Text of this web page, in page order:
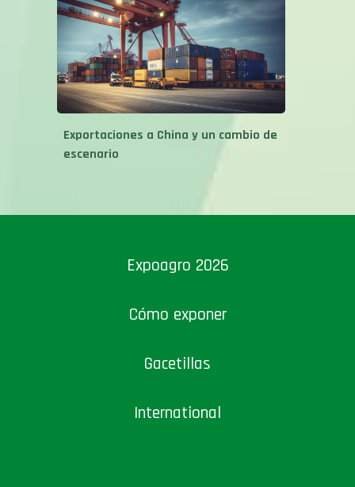
Exportaciones a China y un cambio de
escenario
Expoagro 2026
Cómo exponer
Gacetillas
International